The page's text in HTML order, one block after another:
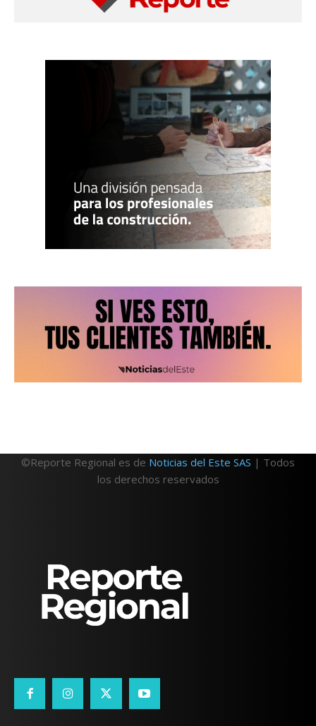
©Reporte Regional es de Noticias del Este SAS | Todos
los derechos reservados